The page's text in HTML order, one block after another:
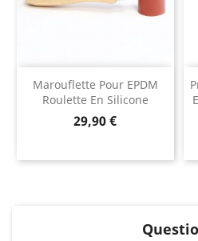
Marouflette Pour EPDM
Roulette En Silicone
Prix
29,90 €